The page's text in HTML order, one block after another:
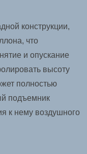
конструкции,
что
и опускание
высоту
полностью
подъемник
к нему воздушного